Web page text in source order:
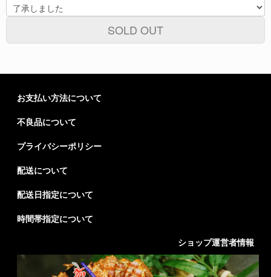
SOLD OUT
お支払い方法について
不良品について
プライバシーポリシー
配送について
配送日指定について
時間帯指定について
ショップ運営者情報